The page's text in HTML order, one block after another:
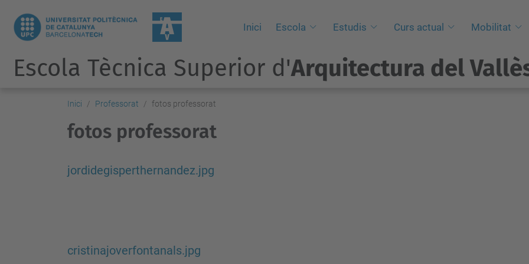
Inici Escola Estudis Curs actual Mobilitat
Escola Tècnica Superior d'Arquitectura del
Inici Professorat fotos professorat
fotos professorat
jordidegisperthernandez.jpg
cristinajoverfontanals.jpg